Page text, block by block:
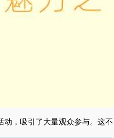
动，吸引了大量观众参与。这不